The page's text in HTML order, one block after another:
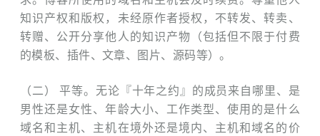
知识产权和版权，未经原作者授权，不转发、转卖、
转赠、公开分享他人的知识产物（包括但不限于付费
的模板、插件、文章、图片、源码等）。
（二） 平等。无论『十年之约』的成员来自哪里、是
男性还是女性、年龄大小、工作类型、使用的是什么
域名和主机、主机在境外还是境内、主机和域名的价